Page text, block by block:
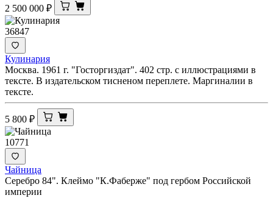
2 500 000 ₽
36847
Кулинария
Москва. 1961 г. "Госторгиздат". 402 стр. с иллюстрациями в
тексте. В издательском тисненом переплете. Маргиналии в
тексте.
5 800 ₽
10771
Чайница
Серебро 84". Клеймо "К.Фаберже" под гербом Российской
империи